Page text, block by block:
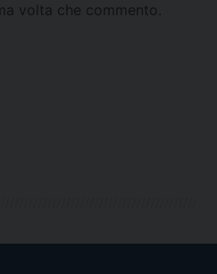
volta che commento.